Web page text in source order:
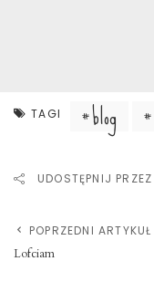
TAGI blog
UDOSTĘPNIJ PRZEZ
POPRZEDNI ARTYKUŁ
Lofciam